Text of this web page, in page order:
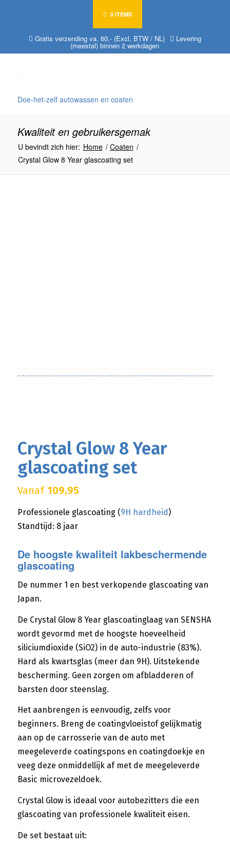
0 ITEMS
Gratis verzending va. 60,- (Excl. BTW / NL) Levering
(meestal) binnen 2 werkdagen
Doe-het-zelf autowassen en coaten
Kwaliteit en gebruikersgemak
U bevindt zich hier: Home / Coaten /
Crystal Glow 8 Year glascoating set
Crystal Glow 8 Year
glascoating set
Vanaf 109,95
Professionele glascoating (9H hardheid)
Standtijd: 8 jaar
De hoogste kwaliteit lakbeschermende
glascoating
De nummer 1 en best verkopende glascoating van
Japan.
De Crystal Glow 8 Year glascoatinglaag van SENSHA
wordt gevormd met de hoogste hoeveelheid
siliciumdioxide (SiO2) in de auto-industrie (83%).
Hard als kwartsglas (meer dan 9H). Uitstekende
bescherming. Geen zorgen om afbladderen of
barsten door steenslag.
Het aanbrengen is eenvoudig, zelfs voor
beginners. Breng de coatingvloeistof gelijkmatig
aan op de carrosserie van de auto met
meegeleverde coatingspons en coatingdoekje en
veeg deze onmiddellijk af met de meegeleverde
Basic microvezeldoek.
Crystal Glow is ideaal voor autobezitters die een
glascoating van professionele kwaliteit eisen.
De set bestaat uit: